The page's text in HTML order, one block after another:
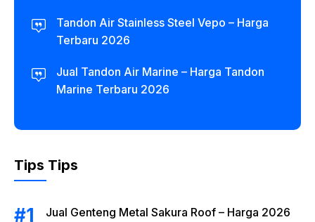
Tandon Air Stainless Steel Vepo – Harga
Terbaru 2026
Jual Tandon Air Marine – Harga Tandon
Marine Terbaru 2026
Tips Tips
Jual Genteng Metal Sakura Roof – Harga 2026